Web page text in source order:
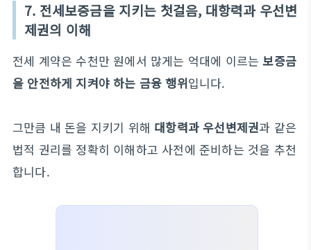
7. 전세보증금을 지키는 첫걸음, 대항력과 우선변
제권의 이해
전세 계약은 수천만 원에서 많게는 억대에 이르는보증금
을 안전하게 지켜야 하는 금융 행위입니다.
그만큼 내 돈을 지키기 위해 대항력과 우선변제권과 같은
법적 권리를 정확히 이해하고 사전에 준비하는 것을 추천
합니다.